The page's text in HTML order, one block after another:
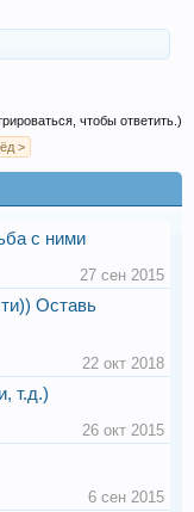
чтобы ответить.)
>
с ними
27 сен 2015
Оставь
22 окт 2018
т.д.)
26 окт 2015
6 сен 2015